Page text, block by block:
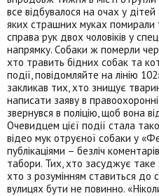
все відбувалося на очах у дітей
яких страшних муках помирали
справа рук двох чоловіків у
напрямку. Собаки ж померли
хто травить бідних собак та
події, повідомляйте на лінію
закликав тих, хто знищує
написати заяву в
звернувся в поліцію, щоб вона
Очевидцем цієї події стала
відео мук отруєної собаки у
публікаціями – безліч
табори. Тих, хто засуджує
хто з розумінням ставиться до
вулицях бути не повинно.